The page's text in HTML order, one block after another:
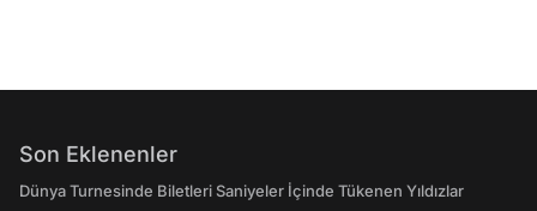
Son Eklenenler
Dünya Turnesinde Biletleri Saniyeler İçinde Tükenen Yıldızlar